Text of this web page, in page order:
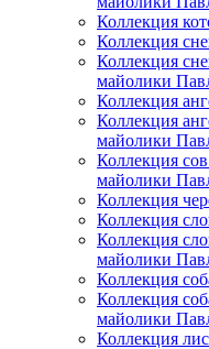
Коллекция
Коллекция
Коллекция
майолики
Коллекция
Коллекция
майолики
Коллекция
майолики
Коллекция
Коллекция
Коллекция
майолики
Коллекция
Коллекция
майолики
Коллекция лис